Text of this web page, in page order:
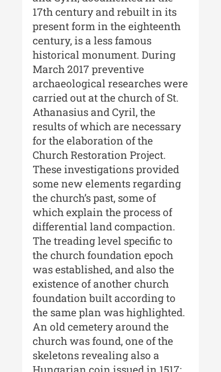
XXIII / 2017
Buletinul ”Ioan Neculce” al
Muzeului de Istorie a Moldovei -
XXII / 2016
Indexul Complet
Anuarul Muzeului Etnografic al
Moldovei
Anuarul Muzeului Etnografic al
Moldovei - XXII / 2022
Anuarul Muzeului Etnografic al
Moldovei - XXI / 2021
Anuarul Muzeului Etnografic al
Moldovei - XX / 2020
Indexul Complet
Buletinul Muzeului Științei și
Tehnicii ”Ștefan Procopiu”
Buletinul Muzeului Științei și
Tehnicii ”Ștefan Procopiu” - An
XV / Nr. 15 / 2021
Buletinul Muzeului Științei și
Tehnicii ”Ștefan Procopiu” - An
XIV / Nr. 14 / 2020
Buletinul Muzeului Științei și
17th century and rebuilt in its
present form in the eighteenth
century, is a less famous
historical monument. During
March 2017 preventive
archaeological researches were
carried out at the church of St.
Athanasius and Cyril, the
results of which are necessary
for the elaboration of the
Church Restoration Project.
These investigations provided
some new elements regarding
the church’s past, some of
which explain the process of
differential land compaction.
The treading level specific to
the church foundation epoch
was established, and also the
existence of another church
foundation built according to
the same plan was highlighted.
An old cemetery around the
church was found, one of the
skeletons revealing also a